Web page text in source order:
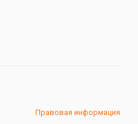
Правовая информация